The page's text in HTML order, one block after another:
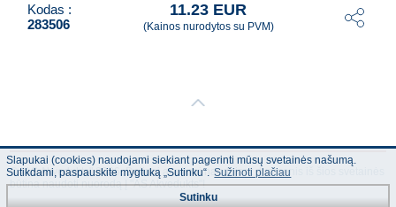
Kodas :
283506
11.23 EUR
(Kainos nurodytos su PVM)
© "AS Akvedukts" 2026. Dalinai ar pilnai naudojant duomenis iš šios svetainės
būtina naudoti nuorodą Į "AS Akvedukts"!
Slapukai (cookies) naudojami siekiant pagerinti mūsų svetainės našumą.
Sutikdami, paspauskite mygtuką „Sutinku“. Sužinoti plačiau
Sutinku